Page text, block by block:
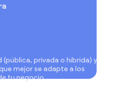
privada o híbrida) y
mejor se adapte a los
tu negocio.